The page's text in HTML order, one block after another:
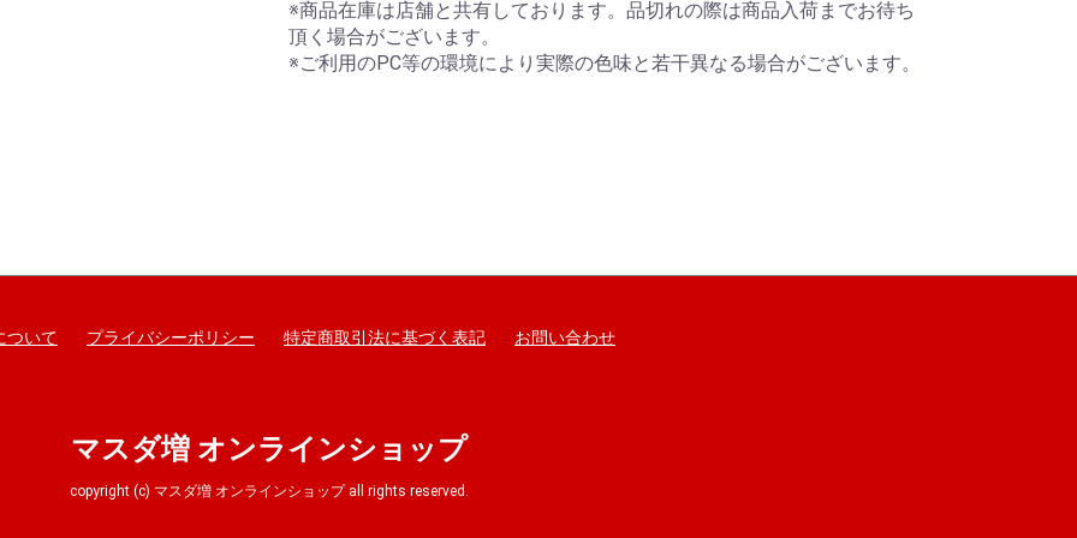
※商品在庫は店舗と共有しております。品切れの際は商品入荷までお待ち
頂く場合がございます。
※ご利用のPC等の環境により実際の色味と若干異なる場合がございます。
ついて プライバシーポリシー 特定商取引法に基づく表記 お問い合わせ
マスダ増 オンラインショップ
copyright (c) マスダ増 オンラインショップ all rights reserved.